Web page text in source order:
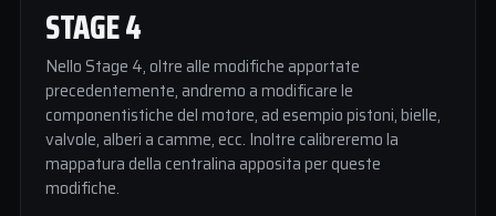
STAGE 4
Nello Stage 4, oltre alle modifiche apportate
precedentemente, andremo a modificare le
componentistiche del motore, ad esempio pistoni, bielle,
valvole, alberi a camme, ecc. Inoltre calibreremo la
mappatura della centralina apposita per queste
modifiche.